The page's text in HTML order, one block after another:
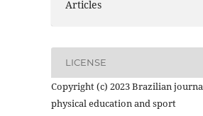
Articles
LICENSE
Copyright (c) 2023 Brazilian
physical education and sport